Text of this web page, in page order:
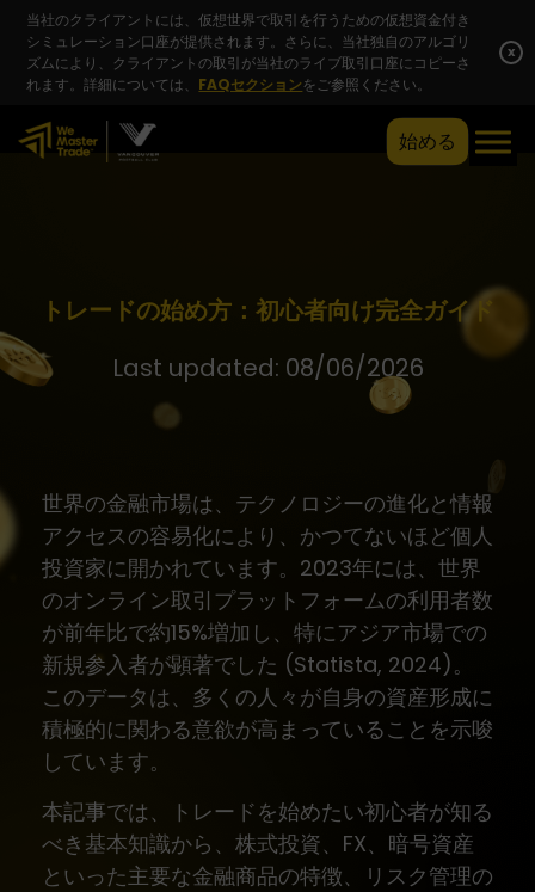
当社のクライアントには、仮想世界で取引を行うための仮想資金付き
シミュレーション口座が提供されます。さらに、当社独自のアルゴリ
ズムにより、クライアントの取引が当社のライブ取引口座にコピーさ
れます。詳細については、 FAQセクションをご参照ください。
x
始める
トレードの始め方：初心者向け完全ガイド
Last updated: 08/06/2026
世界の金融市場は、テクノロジーの進化と情報
アクセスの容易化により、かつてないほど個人
投資家に開かれています。2023年には、世界
のオンライン取引プラットフォームの利用者数
が前年比で約15%増加し、特にアジア市場での
新規参入者が顕著でした (Statista, 2024)。
このデータは、多くの人々が自身の資産形成に
積極的に関わる意欲が高まっていることを示唆
しています。
本記事では、トレードを始めたい初心者が知る
べき基本知識から、株式投資、FX、暗号資産
といった主要な金融商品の特徴、リスク管理の